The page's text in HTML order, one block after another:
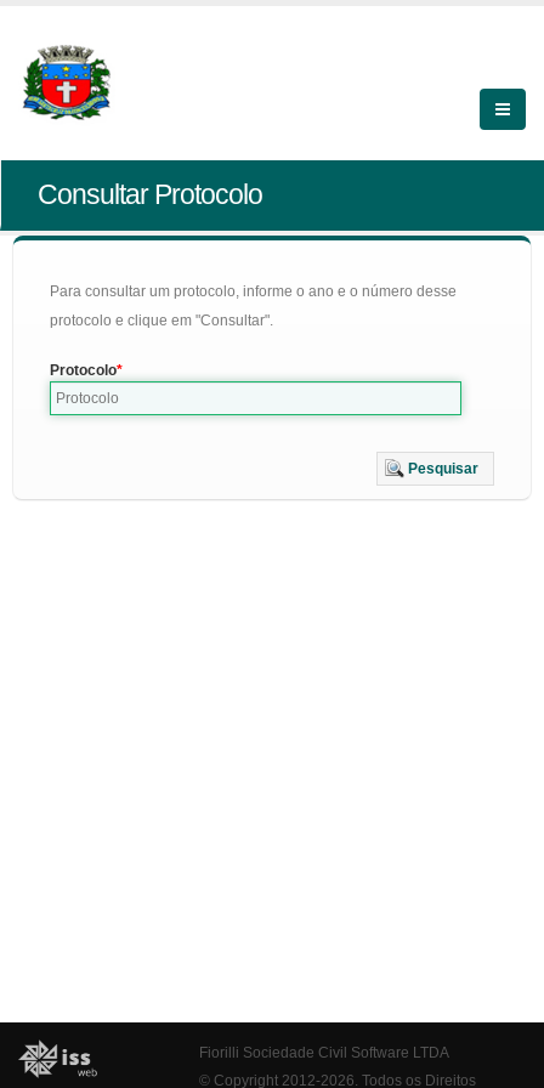
Consultar Protocolo
Para consultar um protocolo, informe o ano e o número desse
protocolo e clique em "Consultar".
Protocolo
Pesquisar
Fiorilli Sociedade Civil Software LTDA
© Copyright 2012-2026. Todos os Direitos